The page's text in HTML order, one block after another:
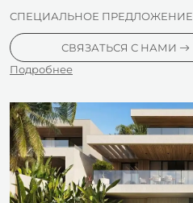
СПЕЦИАЛЬНОЕ ПРЕДЛОЖЕНИЕ
СВЯЗАТЬСЯ С НАМИ
Подробнее